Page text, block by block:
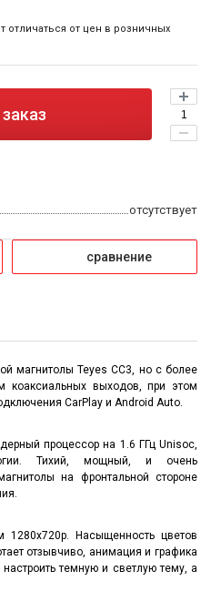
отличаться от цен в розничных
отсутствует
сравнение
магнитолы Teyes СС3, но с более
коаксиальных выходов, при этом
CarPlay и Android Auto.
процессор на 1.6 ГГц Unisoc,
Тихий, мощный, и очень
на фронтальной стороне
1280x720р. Насыщенность цветов
отзывчиво, анимация и графика
темную и светлую тему, а